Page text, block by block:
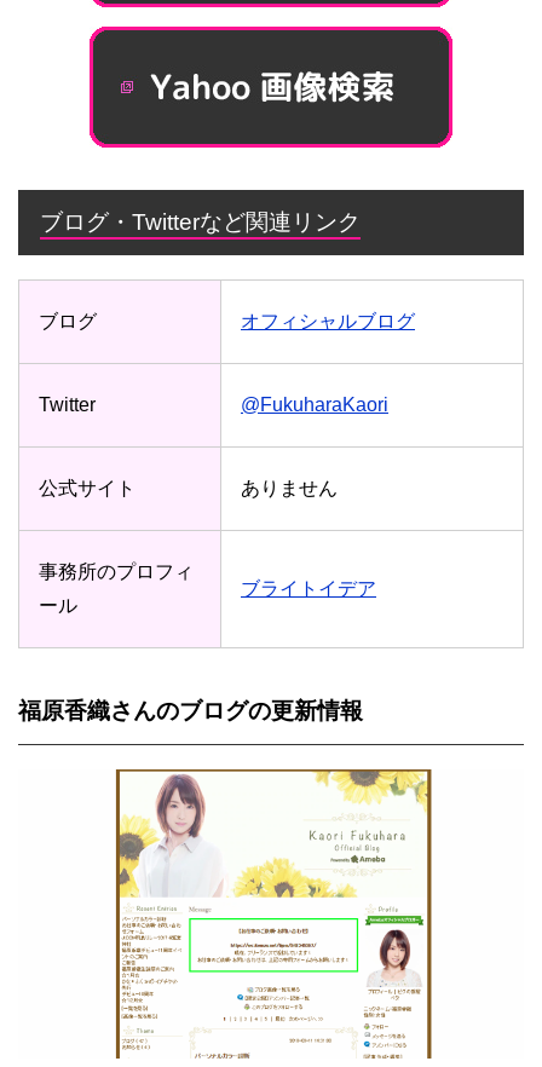
ブログ・Twitterなど関連リンク
ブログ オフィシャルブログ
Twitter @FukuharaKaori
公式サイト ありません
事務所のプロフィ
ール
ブライトイデア
福原香織さんのブログの更新情報